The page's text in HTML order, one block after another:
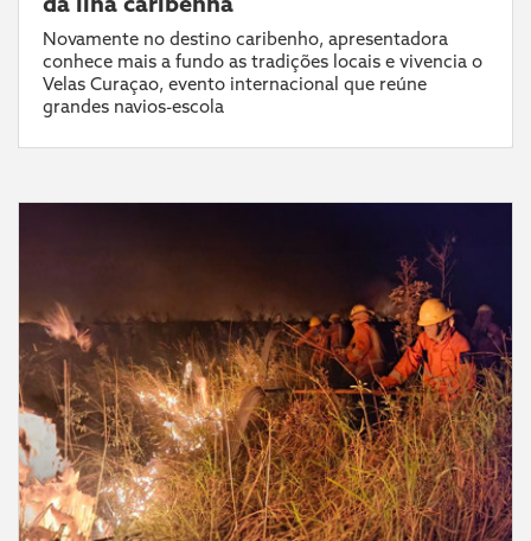
Novamente no destino caribenho, apresentadora
conhece mais a fundo as tradições locais e vivencia o
Velas Curaçao, evento internacional que reúne
grandes navios-escola